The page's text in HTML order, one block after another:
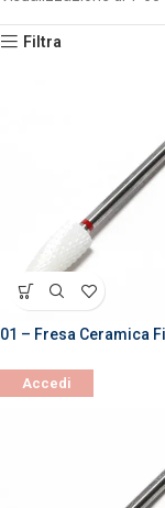
Filtra
01 – Fresa Ceramica
Accedi